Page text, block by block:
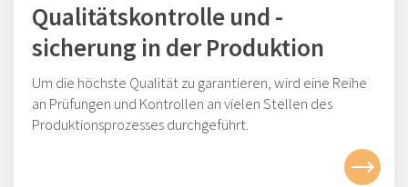
Qualitätskontrolle und -
sicherung in der Produktion
Um die höchste Qualität zu garantieren, wird eine Reihe
an Prüfungen und Kontrollen an vielen Stellen des
Produktionsprozesses durchgeführt.